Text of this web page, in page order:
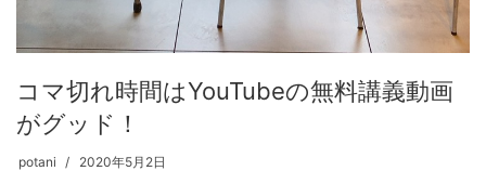
コマ切れ時間はYouTubeの無料講義動画
がグッド！
potani
2020年5月2日